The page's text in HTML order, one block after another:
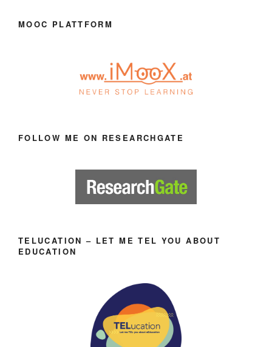
MOOC PLATTFORM
FOLLOW ME ON RESEARCHGATE
TELUCATION – LET ME TEL YOU ABOUT
EDUCATION